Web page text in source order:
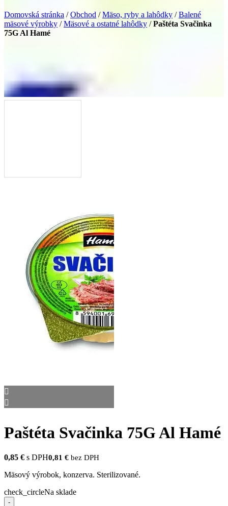
Domovská stránka /Obchod /Mäso, ryby a lahôdky /Balené
mäsové výrobky /Mäsové a ostatné lahôdky /Paštéta Svačinka
75G Al Hamé
Paštéta Svačinka 75G Al Hamé
0,85 € s DPH0,81 € bez DPH
Mäsový výrobok, konzerva. Sterilizované.
check_circleNa sklade
-